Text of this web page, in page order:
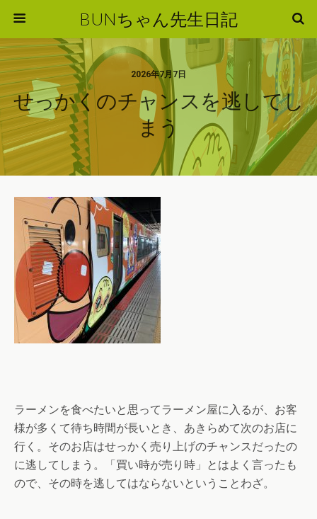
BUNちゃん先生日記
2026年7月7日
せっかくのチャンスを逃してし
まう
ラーメンを食べたいと思ってラーメン屋に入るが、お客
様が多くて待ち時間が長いとき、あきらめて次のお店に
行く。そのお店はせっかく売り上げのチャンスだったの
に逃してしまう。「買い時が売り時」とはよく言ったも
ので、その時を逃してはならないということわざ。